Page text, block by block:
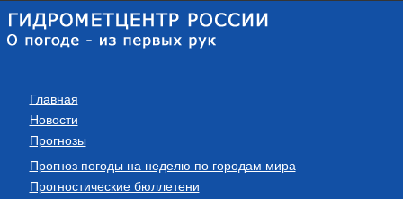
Главная
Новости
Прогнозы
Прогноз погоды на неделю по городам мира
Прогностические бюллетени